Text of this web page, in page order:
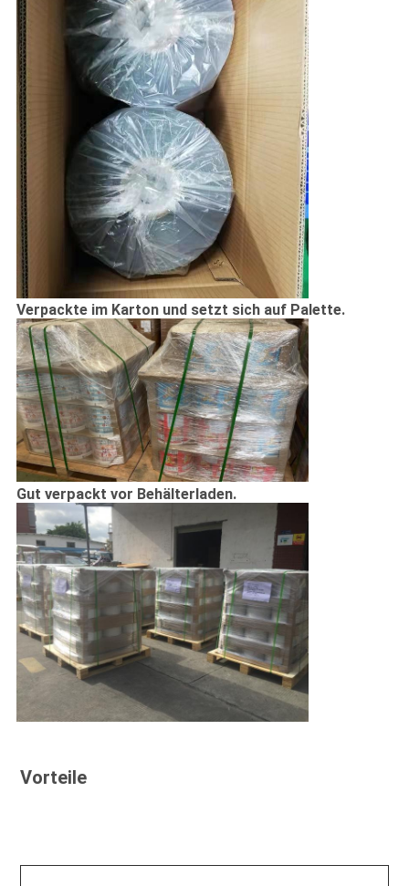
Verpackte im Karton und setzt sich auf Palette.
Gut verpackt vor Behälterladen.
Vorteile